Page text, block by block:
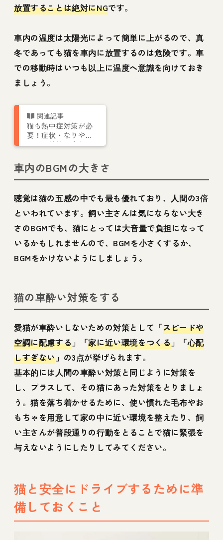
放置することは絶対にNGです。
車内の温度は太陽光によって簡単に上がるので、真
冬であっても猫を車内に放置するのは危険です。車
での移動時はいつも以上に温度へ意識を向けておき
ましょう。
猫も熱中症対策が必
要！症状・なりやす
い猫の特性・応急処
説
車内のBGMの大きさ
聴覚は猫の五感の中でも最も優れており、人間の3倍
といわれています。飼い主さんは気にならない大き
さのBGMでも、猫にとっては大音量で負担になって
いるかもしれませんので、BGMを小さくするか、
BGMをかけないようにしましょう。
猫の車酔い対策をする
愛猫が車酔いしないための対策として「スピードや
空調に配慮する 」「家に近い環境をつくる 」「心配
しすぎない 」の3点が挙げられます。
基本的には人間の車酔い対策と同じように対策を
し、プラスして、その猫にあった対策をとりましょ
う。猫を落ち着かせるために、使い慣れた毛布やお
もちゃを用意して家の中に近い環境を整えたり、飼
い主さんが普段通りの行動をとることで猫に緊張を
与えないようにしたりしてみてください。
猫と安全にドライブするために準
備しておくこと